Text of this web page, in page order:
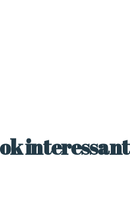
interessant